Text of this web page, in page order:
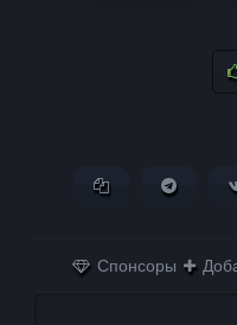
Копировать
Спонсоры